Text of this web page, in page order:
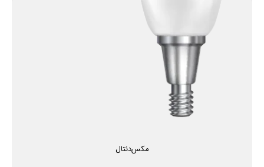
مکس‌دنتال